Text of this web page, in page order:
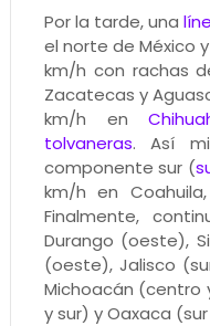
Por la tarde, una
el norte de México
km/h con rachas
Zacatecas y
km/h en
tolvaneras. Así
componente sur (
km/h en
Finalmente,
Durango (oeste),
(oeste), Jalisco
Michoacán (centro
y sur) y Oaxaca